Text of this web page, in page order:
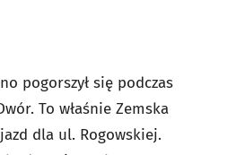
pogorszył się podczas
To właśnie Zemska
dla ul. Rogowskiej.